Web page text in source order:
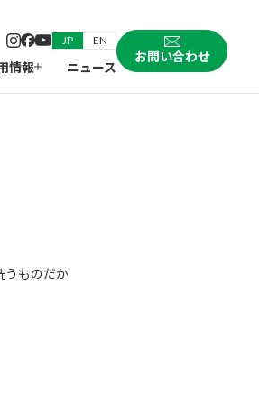
JP EN
情報 ニュース
お問い合わせ
うものだか